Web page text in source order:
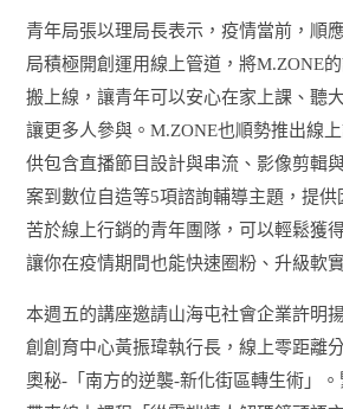
青年局張以理局長表示，疫情當前，順
局積極開創運用線上管道，將M.ZONE
搬上線，讓青年可以安心在家上課、聽
讓更多人參與。M.ZONE也順勢推出線
供包含直播節目設計與串流、影像剪輯
案到數位自造等5項諮詢輔導主題，提
苦於線上行銷的青年團隊，可以輕鬆獲
讓你在疫情期間也能快速圈粉、升級軟實
本週五的講座邀請山海屯社會企業許明
創創育中心黃振瑋執行長，線上零距離
奧秘-「南方的逆襲-新化街區轉生術」